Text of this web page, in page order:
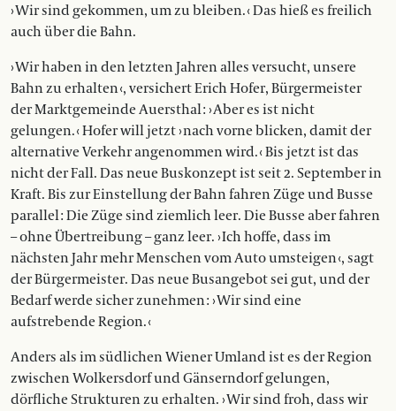
› Wir sind gekommen, um zu bleiben. ‹ Das hieß es freilich
auch über die Bahn.
› Wir haben in den letzten Jahren alles versucht, unsere
Bahn zu erhalten ‹, versichert Erich Hofer, Bürgermeister
der Marktgemeinde Auersthal : › Aber es ist nicht
gelungen. ‹ Hofer will jetzt › nach vorne blicken, damit der
alternative Verkehr angenommen wird. ‹ Bis jetzt ist das
nicht der Fall. Das neue Buskonzept ist seit 2. September in
Kraft. Bis zur Einstellung der Bahn fahren Züge und Busse
parallel : Die Züge sind ziemlich leer. Die Busse aber fahren
– ohne Übertreibung – ganz leer. › Ich hoffe, dass im
nächsten Jahr mehr Menschen vom Auto umsteigen ‹, sagt
der Bürgermeister. Das neue Busangebot sei gut, und der
Bedarf werde sicher zunehmen : › Wir sind eine
aufstrebende Region. ‹
Anders als im südlichen Wiener Umland ist es der Region
zwischen Wolkersdorf und Gänserndorf gelungen,
dörfliche Strukturen zu erhalten. › Wir sind froh, dass wir